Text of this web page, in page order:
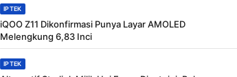
IPTEK
iQOO Z11 Dikonfirmasi Punya Layar AMOLED
Melengkung 6,83 Inci
IPTEK